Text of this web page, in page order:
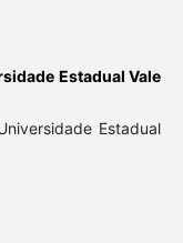
Estadual Vale
Estadual